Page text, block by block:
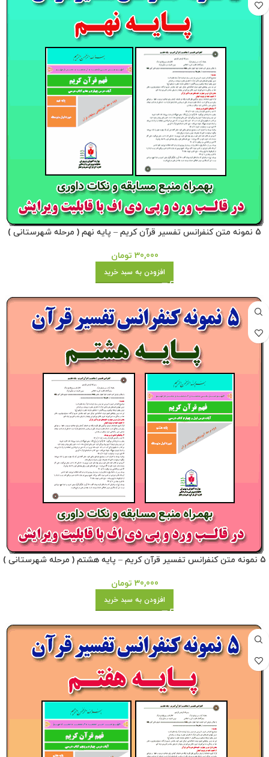
5 نمونه متن کنفرانس تفسیر قرآن کریم – پایه نهم ( مرحله شهرستانی )
30,000 تومان
افزودن به سبد خرید
5 نمونه متن کنفرانس تفسیر قرآن کریم – پایه هشتم ( مرحله شهرستانی )
30,000 تومان
افزودن به سبد خرید